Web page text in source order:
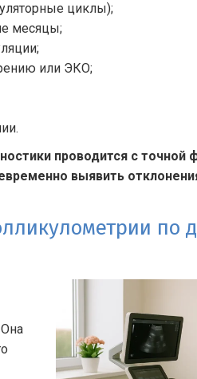
циклы);
месяцы;
или ЭКО;
проводится с точной
выявить
по
Она